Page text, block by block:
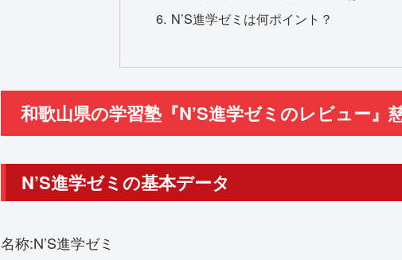
N’S進学ゼミは何ポイント？
和歌山県の学習塾『N’S進学ゼミのレビュー』
N’S進学ゼミの基本データ
名称:N’S進学ゼミ